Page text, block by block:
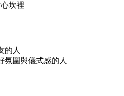
坎裡
的人
氛圍與儀式感的人